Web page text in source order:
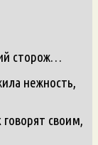
сторож…
нежность,
своим,